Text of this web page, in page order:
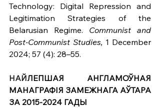
Technology: Digital Repression and
Legitimation Strategies of the
Belarusian Regime. Communist and
Post-Communist Studies, 1 December
2024; 57 (4): 28–55.
НАЙЛЕПШАЯ АНГЛАМОЎНАЯ
МАНАГРАФІЯ ЗАМЕЖНАГА АЎТАРА
ЗА 2015-2024 ГАДЫ